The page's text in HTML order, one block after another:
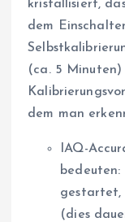
kristallisiert,
dem
(ca. 5 Minuten)
dem man
IAQ-
gestartet,
(dies